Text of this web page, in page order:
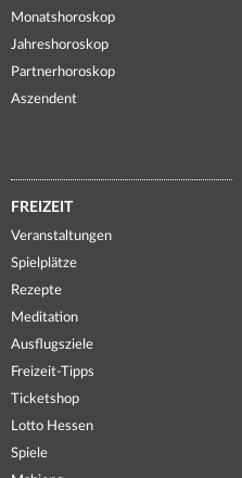
Monatshoroskop
Jahreshoroskop
Partnerhoroskop
Aszendent
FREIZEIT
Veranstaltungen
Spielplätze
Rezepte
Meditation
Ausflugsziele
Freizeit-Tipps
Ticketshop
Lotto Hessen
Spiele